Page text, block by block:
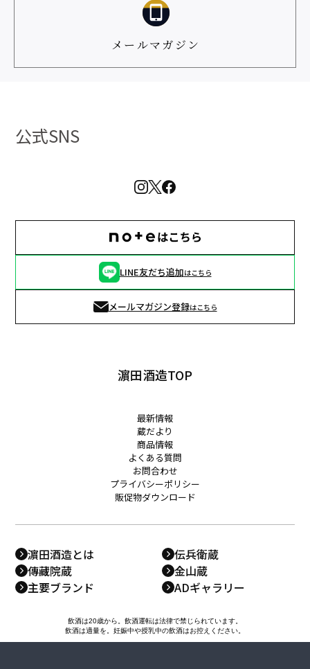
メールマガジン
公式SNS
LINE友だち追加はこちら
メールマガジン登録はこちら
濵田酒造TOP
最新情報
蔵だより
商品情報
よくある質問
お問合わせ
プライバシーポリシー
販促物ダウンロード
濵田酒造とは
伝兵衛蔵
傳藏院蔵
金山蔵
主要ブランド
ADギャラリー
飲酒は20歳から。飲酒運転は法律で禁じられています。
飲酒は適量を。妊娠中や授乳中の飲酒はお控えください。